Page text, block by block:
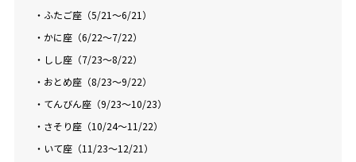
・ふたご座（5/21～6/21）
・かに座（6/22～7/22）
・しし座（7/23～8/22）
・おとめ座（8/23～9/22）
・てんびん座（9/23～10/23）
・さそり座（10/24～11/22）
・いて座（11/23～12/21）